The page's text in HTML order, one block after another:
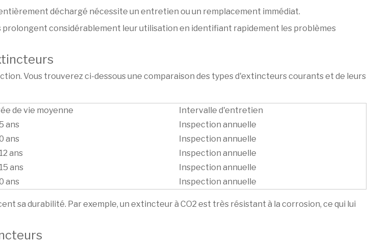
déchargé nécessite un entretien ou un remplacement immédiat.
considérablement leur utilisation en identifiant rapidement les problèmes
Vous trouverez ci-dessous une comparaison des types d'extincteurs courants et de leurs
de vie moyenne
Intervalle d'entretien
ans
Inspection annuelle
ans
Inspection annuelle
ans
Inspection annuelle
ans
Inspection annuelle
ans Inspection annuelle
sa durabilité. Par exemple, un extincteur à CO2 est très résistant à la corrosion, ce qui lui